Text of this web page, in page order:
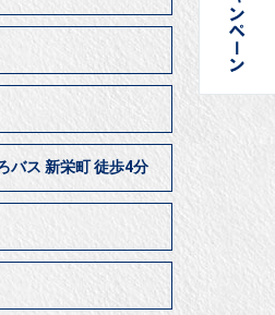
バス 新栄町 徒歩4分